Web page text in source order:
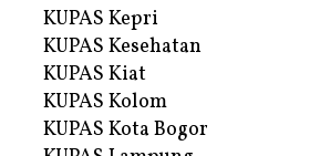
KUPAS Kepri
KUPAS Kesehatan
KUPAS Kiat
KUPAS Kolom
KUPAS Kota Bogor